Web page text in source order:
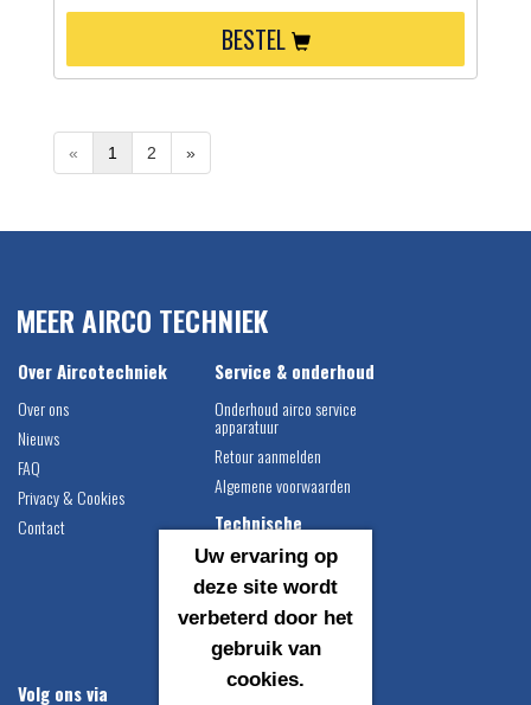
BESTEL
« 1 2 »
MEER AIRCO TECHNIEK
Over Aircotechniek
Over ons
Nieuws
FAQ
Privacy & Cookies
Contact
Service & onderhoud
Onderhoud airco service
apparatuur
Retour aanmelden
Algemene voorwaarden
Technische
Airco vulgewichten
Compressor montage
instructie
Catalogus downloaden
Volg ons via Contact gegevens
Uw ervaring op
deze site wordt
verbeterd door het
gebruik van
cookies.